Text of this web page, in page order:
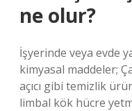
ne olur?
İşyerinde veya evde
kimyasal maddeler;
açıcı gibi temizlik
limbal kök hücre